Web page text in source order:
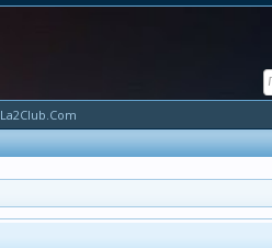
La2Club.Com